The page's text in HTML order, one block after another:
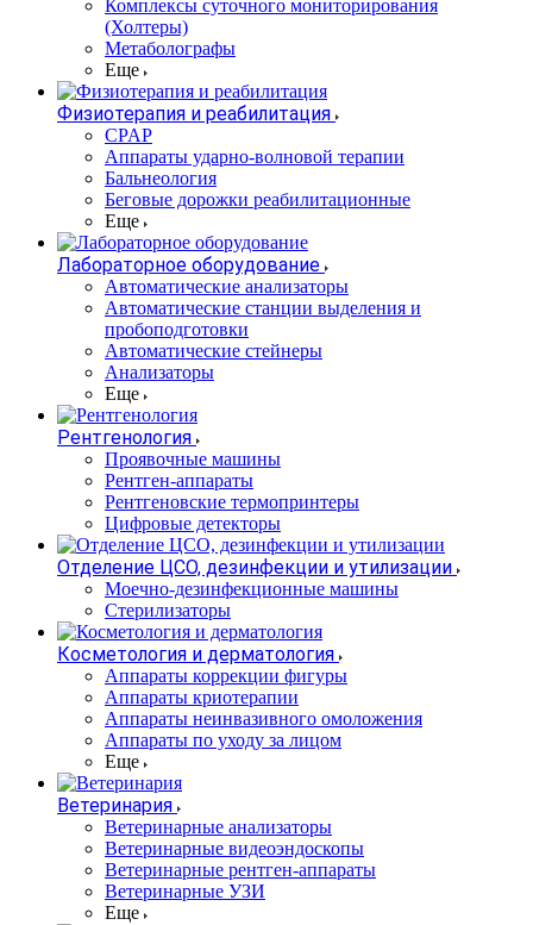
Комплексы суточного мониторирования
(Холтеры)
Метаболографы
Еще
Физиотерапия и реабилитация
CPAP
Аппараты ударно-волновой терапии
Бальнеология
Беговые дорожки реабилитационные
Еще
Лабораторное оборудование
Автоматические анализаторы
Автоматические станции выделения и
пробоподготовки
Автоматические стейнеры
Анализаторы
Еще
Рентгенология
Проявочные машины
Рентген-аппараты
Рентгеновские термопринтеры
Цифровые детекторы
Отделение ЦСО, дезинфекции и утилизации
Моечно-дезинфекционные машины
Стерилизаторы
Косметология и дерматология
Аппараты коррекции фигуры
Аппараты криотерапии
Аппараты неинвазивного омоложения
Аппараты по уходу за лицом
Еще
Ветеринария
Ветеринарные анализаторы
Ветеринарные видеоэндоскопы
Ветеринарные рентген-аппараты
Ветеринарные УЗИ
Еще